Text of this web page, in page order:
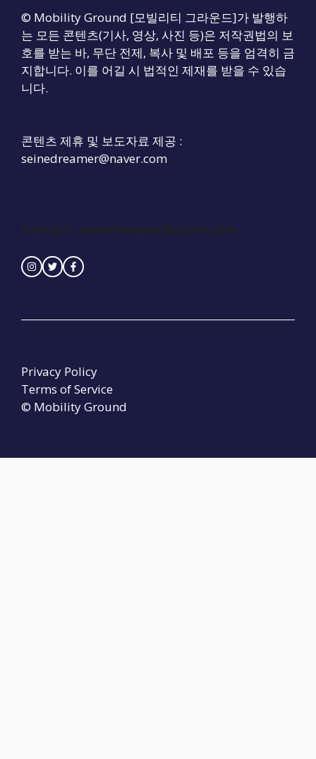
© Mobility Ground [모빌리티 그라운드]가 발행하
는 모든 콘텐츠(기사, 영상, 사진 등)은 저작권법의 보
호를 받는 바, 무단 전제, 복사 및 배포 등을 엄격히 금
지합니다. 이를 어길 시 법적인 제재를 받을 수 있습
니다.
콘텐츠 제휴 및 보도자료 제공 :
seinedreamer@naver.com
Contact : seinedreamer@naver.com
© Mobility Ground
Privacy Policy
Terms of Service